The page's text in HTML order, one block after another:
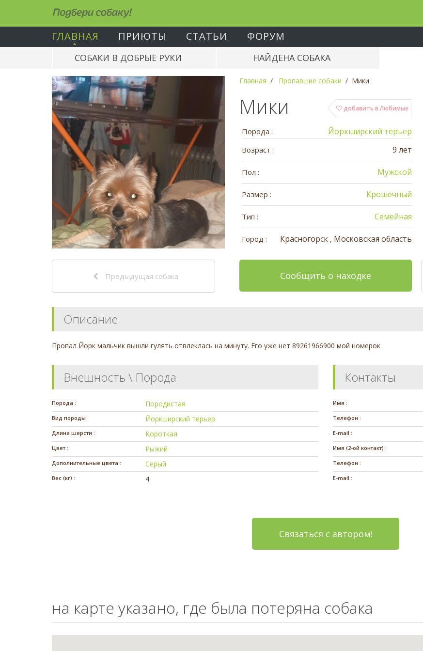
Подбери собаку!
ГЛАВНАЯ ПРИЮТЫ СТАТЬИ ФОРУМ
СОБАКИ В ДОБРЫЕ РУКИ НАЙДЕНА СОБАКА
Главная Пропавшие собаки Мики
добавить в Любимые
Мики
Порода : Йоркширский терьер
Возраст : 9 лет
Пол : Мужской
Размер : Крошечный
Тип : Семейная
Город : Красногорск , Московская область
Предыдущая собака Сообщить о находке
Описание
Пропал Йорк мальчик вышли гулять отвлеклась на минуту. Его уже нет 89261966900 мой номерок
Внешность \ Порода
Порода : Породистая
Вид породы : Йоркширский терьер
Длина шерсти : Короткая
Цвет : Рыжий
Дополнительные цвета : Серый
Вес (кг) : 4
Контакты
Имя :
Телефон :
E-mail :
Имя (2-ой контакт) :
Телефон :
E-mail :
Связаться с автором!
на карте указано, где была потеряна собака